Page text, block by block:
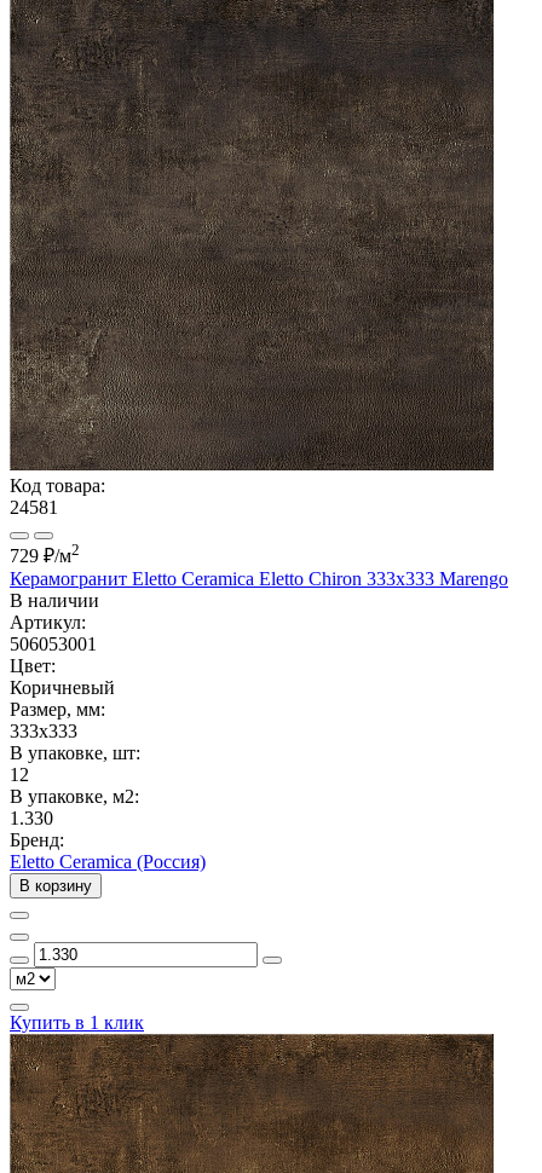
Код товара:
24581
729 ₽/м2
Керамогранит Eletto Ceramica Eletto Chiron 333х333 Marengo
В наличии
Артикул:
506053001
Цвет:
Коричневый
Размер, мм:
333x333
В упаковке, шт:
12
В упаковке, м2:
1.330
Бренд:
Eletto Ceramica (Россия)
В корзину
Купить в 1 клик